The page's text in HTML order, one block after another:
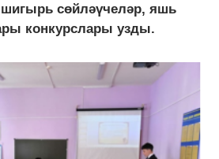
сөйләүчеләр, яшь
конкурслары узды.